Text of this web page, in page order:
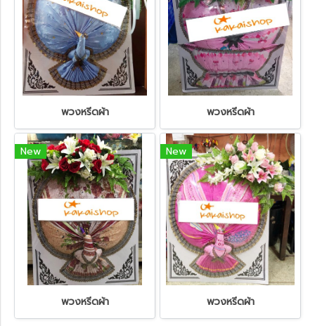
พวงหรีดผ้า พวงหรีดผ้า
New
พวงหรีดผ้า
New
พวงหรีดผ้า